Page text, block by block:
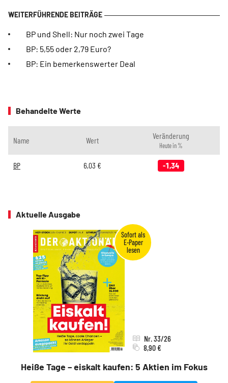
BP und Shell: Nur noch zwei Tage
BP: 5,55 oder 2,79 Euro?
BP: Ein bemerkenswerter Deal
Behandelte Werte
Name Wert Veränderung
Heute in %
BP 6,03 € -1,34
Aktuelle Ausgabe
Heiße Tage – eiskalt kaufen: 5 Aktien im Fokus
Nr. 33/26
8,90 €